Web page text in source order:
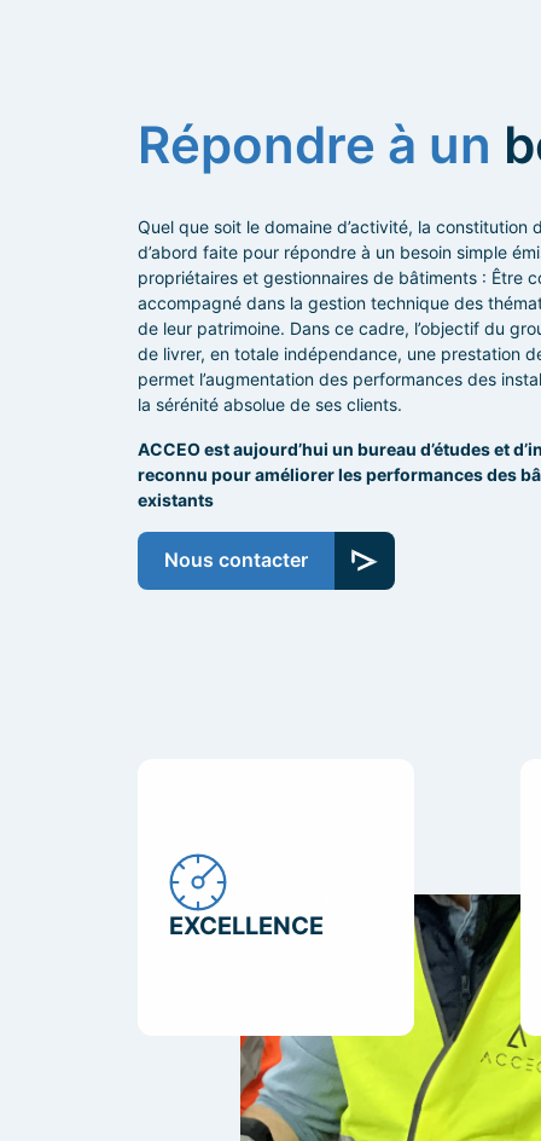
Répondre à un
Quel que soit le domaine d’activité, la constitution
d’abord faite pour répondre à un besoin simple
propriétaires et gestionnaires de bâtiments : Être
accompagné dans la gestion technique des
de leur patrimoine. Dans ce cadre, l’objectif du
de livrer, en totale indépendance, une prestation
permet l’augmentation des performances des
la sérénité absolue de ses clients.
ACCEO est aujourd’hui un bureau d’études et
reconnu pour améliorer les performances des
existants
Nous contacter
EXCELLENCE